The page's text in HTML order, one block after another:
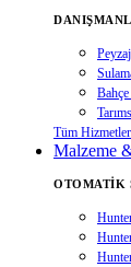
Bahçe
Tüm
Malzeme
OTOMATIK